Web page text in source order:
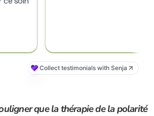
que la thérapie de la polarité